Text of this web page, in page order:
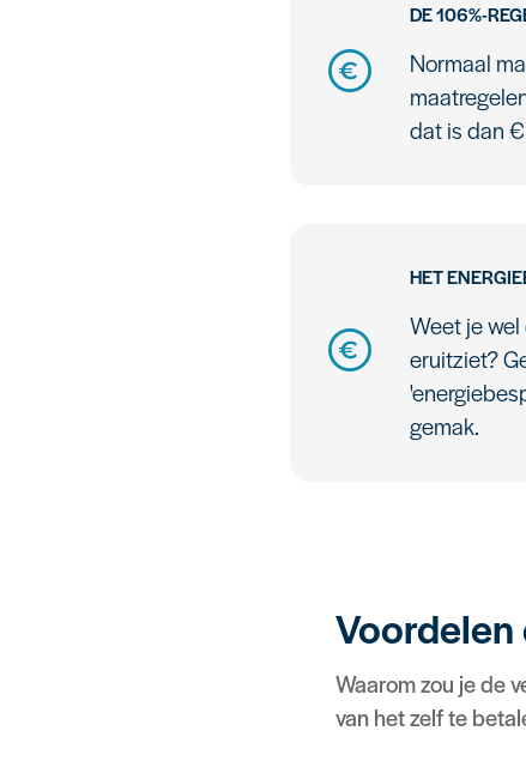
DE 106%-
Normaal
dat is dan
HET
Weet je
eruitziet?
gemak.
Waarom zou je de
van het zelf te